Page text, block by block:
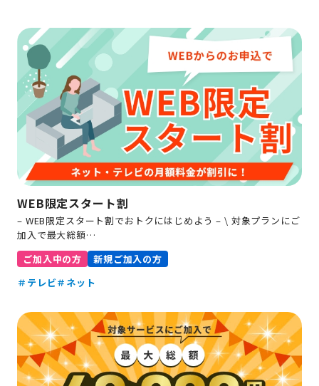
WEB限定スタート割
– WEB限定スタート割でおトクにはじめよう – \ 対象プランにご
加入で最大総額…
ご加入中の方
新規ご加入の方
＃テレビ＃ネット